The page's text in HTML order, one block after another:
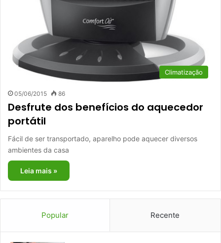
Climatização
05/06/2015 86
Desfrute dos benefícios do aquecedor
portátil
Fácil de ser transportado, aparelho pode aquecer diversos
ambientes da casa
Leia mais »
Popular Recente